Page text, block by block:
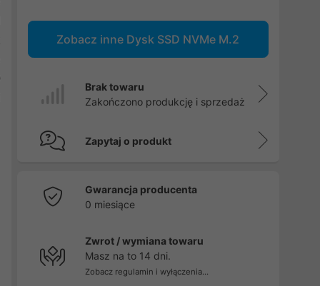
Zobacz inne Dysk SSD NVMe M.2
Brak towaru
Zakończono produkcję i sprzedaż
Zapytaj o produkt
Gwarancja producenta
0 miesiące
Zwrot / wymiana towaru
Masz na to 14 dni.
Zobacz regulamin i wyłączenia...